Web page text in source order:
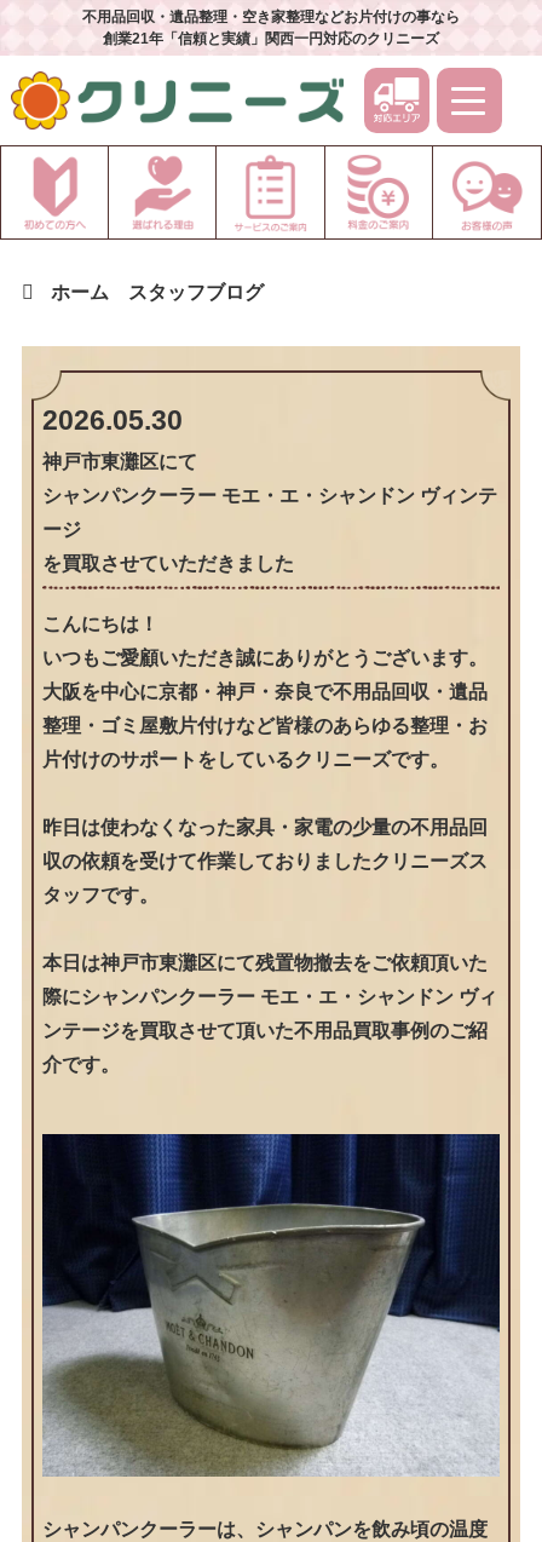
不用品回収・遺品整理・空き家整理などお片付けの事なら
創業21年「信頼と実績」関西一円対応のクリニーズ
ホーム スタッフブログ
2026.05.30
神戸市東灘区にて
シャンパンクーラー モエ・エ・シャンドン ヴィンテ
ージ
を買取させていただきました
こんにちは！
いつもご愛顧いただき誠にありがとうございます。
大阪を中心に京都・神戸・奈良で不用品回収・遺品
整理・ゴミ屋敷片付けなど皆様のあらゆる整理・お
片付けのサポートをしているクリニーズです。
昨日は使わなくなった家具・家電の少量の不用品回
収の依頼を受けて作業しておりましたクリニーズス
タッフです。
本日は神戸市東灘区にて残置物撤去をご依頼頂いた
際にシャンパンクーラー モエ・エ・シャンドン ヴィ
ンテージを買取させて頂いた不用品買取事例のご紹
介です。
シャンパンクーラーは、シャンパンを飲み頃の温度